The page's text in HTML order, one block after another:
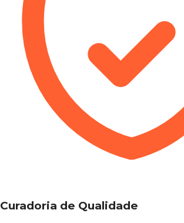
Curadoria de Qualidade